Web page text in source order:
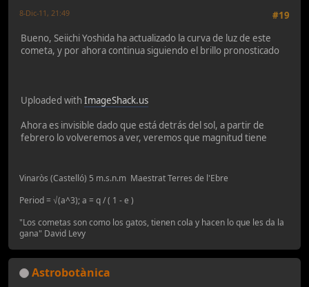
#19
8-Dic-11, 21:49
Bueno, Seiichi Yoshida ha actualizado la curva de luz de este
cometa, y por ahora continua siguiendo el brillo pronosticado
Uploaded with ImageShack.us
Ahora es invisible dado que está detrás del sol, a partir de
febrero lo volveremos a ver, veremos que magnitud tiene
Vinaròs (Castelló) 5 m.s.n.m Maestrat Terres de l'Ebre
Period = √(a^3); a = q / ( 1 - e )
"Los cometas son como los gatos, tienen cola y hacen lo que les da la
gana" David Levy
Astrobotànica